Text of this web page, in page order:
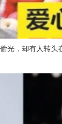
光，却有人转头